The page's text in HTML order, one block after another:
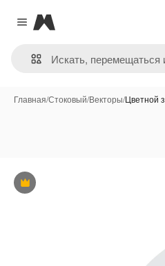
Close menu
Magnific
Главная/Стоковый/Векторы/Цветной
Премиум